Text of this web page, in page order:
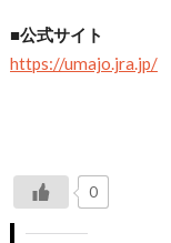
■公式サイト
https://umajo.jra.jp/
0